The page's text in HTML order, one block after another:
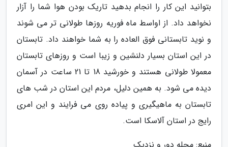
بتوانید این کار را انجام بدهید تاریک بودن هوا شما را آزار
نخواهد داد. از اواسط ماه فوریه روزها طولانی تر می شوند
و نوید تابستانی فوق العاده را به شما خواهند داد. تابستان
در این استان بسیار دلنشین و زیبا است و روزهای تابستان
معمولا طولانی هستند و خورشید 18 تا 21 ساعت در آسمان
دیده می شود. به همین دلیل، مردم این استان در شب های
تابستان به ماهیگیری و پیاده روی می فرایند و این امری
رایج در استان آلاسکا است.